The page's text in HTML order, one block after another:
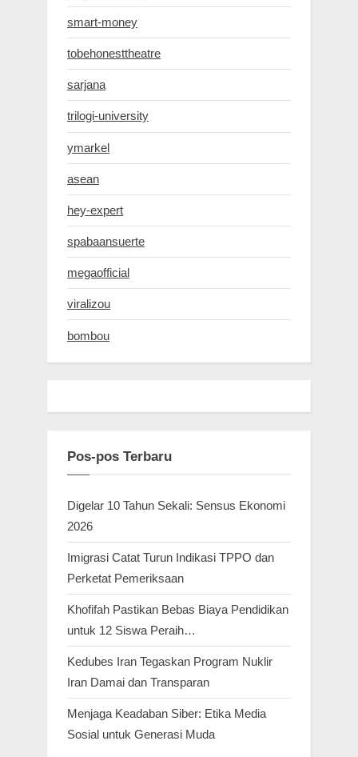
smart-money
tobehonesttheatre
sarjana
trilogi-university
ymarkel
asean
hey-expert
spabaansuerte
megaofficial
viralizou
bombou
Pos-pos Terbaru
Digelar 10 Tahun Sekali: Sensus Ekonomi
2026
Imigrasi Catat Turun Indikasi TPPO dan
Perketat Pemeriksaan
Khofifah Pastikan Bebas Biaya Pendidikan
untuk 12 Siswa Peraih…
Kedubes Iran Tegaskan Program Nuklir
Iran Damai dan Transparan
Menjaga Keadaban Siber: Etika Media
Sosial untuk Generasi Muda